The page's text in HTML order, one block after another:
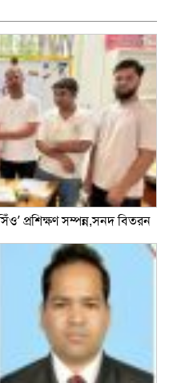
প্রশিক্ষণ সম্পন্ন,সনদ বিতরন